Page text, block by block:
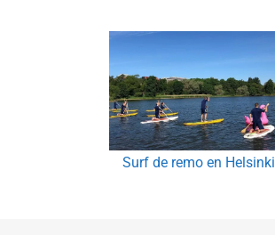
Surf de remo en Helsinki